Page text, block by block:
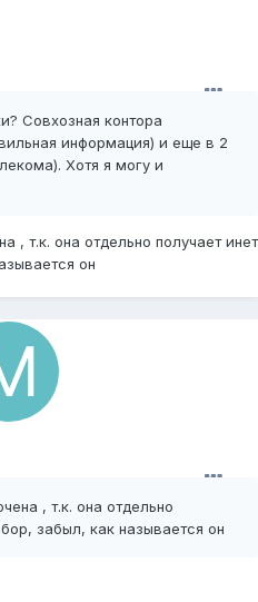
Совхозная контора
информация) и еще в 2
Хотя я могу и
, т.к. она отдельно получает инет
он
, т.к. она отдельно
забыл, как называется он